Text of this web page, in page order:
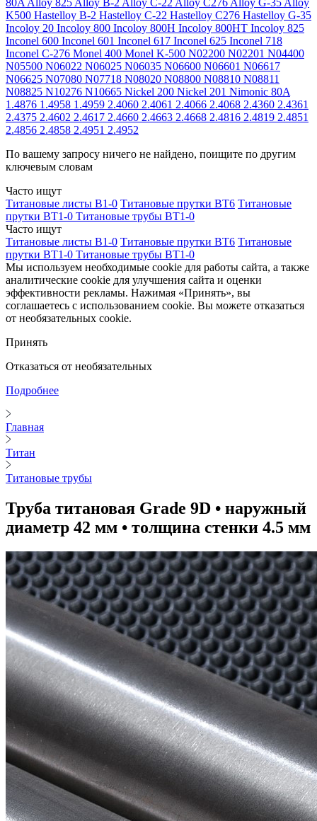
80A Alloy 825 Alloy B-2 Alloy C-22 Alloy C276 Alloy G-35 Alloy
K500 Hastelloy B-2 Hastelloy C-22 Hastelloy C276 Hastelloy G-35
Incoloy 20 Incoloy 800 Incoloy 800H Incoloy 800HT Incoloy 825
Inconel 600 Inconel 601 Inconel 617 Inconel 625 Inconel 718
Inconel C-276 Monel 400 Monel K-500 N02200 N02201 N04400
N05500 N06022 N06025 N06035 N06600 N06601 N06617
N06625 N07080 N07718 N08020 N08800 N08810 N08811
N08825 N10276 N10665 Nickel 200 Nickel 201 Nimonic 80A
1.4876 1.4958 1.4959 2.4060 2.4061 2.4066 2.4068 2.4360 2.4361
2.4375 2.4602 2.4617 2.4660 2.4663 2.4668 2.4816 2.4819 2.4851
2.4856 2.4858 2.4951 2.4952
По вашему запросу ничего не найдено, поищите по другим
ключевым словам
Часто ищут
Титановые листы В1-0 Титановые прутки ВТ6 Титановые
прутки ВТ1-0 Титановые трубы ВТ1-0
Часто ищут
Титановые листы В1-0 Титановые прутки ВТ6 Титановые
прутки ВТ1-0 Титановые трубы ВТ1-0
Мы используем необходимые cookie для работы сайта, а также
аналитические cookie для улучшения сайта и оценки
эффективности рекламы. Нажимая «Принять», вы
соглашаетесь с использованием cookie. Вы можете отказаться
от необязательных cookie.
Принять
Отказаться от необязательных
Подробнее
Главная
Титан
Титановые трубы
Труба титановая Grade 9D • наружный
диаметр 42 мм • толщина стенки 4.5 мм